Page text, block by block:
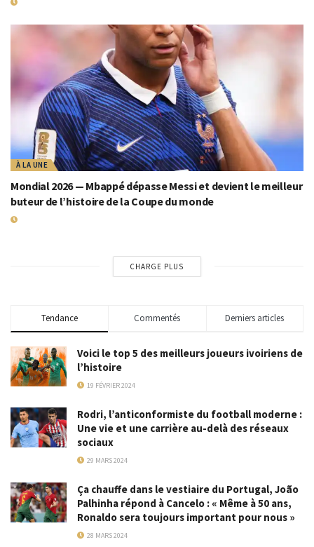
À LA UNE
Mondial 2026 — Mbappé dépasse Messi et devient le meilleur
buteur de l’histoire de la Coupe du monde
CHARGE PLUS
Tendance Commentés Derniers articles
Voici le top 5 des meilleurs joueurs ivoiriens de
l’histoire
19 FÉVRIER 2024
Rodri, l’anticonformiste du football moderne :
Une vie et une carrière au-delà des réseaux
sociaux
29 MARS 2024
Ça chauffe dans le vestiaire du Portugal, João
Palhinha répond à Cancelo : « Même à 50 ans,
Ronaldo sera toujours important pour nous »
28 MARS 2024